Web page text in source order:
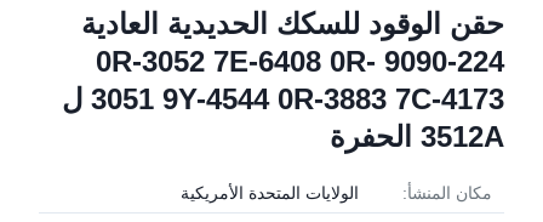
حقن الوقود للسكك الحديدية العادية
224-9090 0R-3052 7E-6408 0R-
3051 9Y-4544 0R-3883 7C-4173 ل
3512A الحفرة
مكان المنشأ: الولايات المتحدة الأمريكية